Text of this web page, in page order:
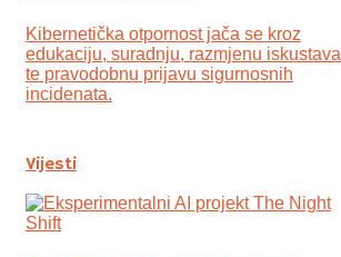
Kibernetička otpornost jača se kroz
edukaciju, suradnju, razmjenu iskustava
te pravodobnu prijavu sigurnosnih
incidenata.
Vijesti